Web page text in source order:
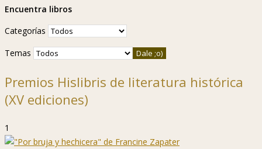
Encuentra libros
Categorías
Temas
Premios Hislibris de literatura histórica
(XV ediciones)
1